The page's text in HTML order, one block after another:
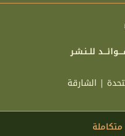
للــنـشـر
| الشارقة